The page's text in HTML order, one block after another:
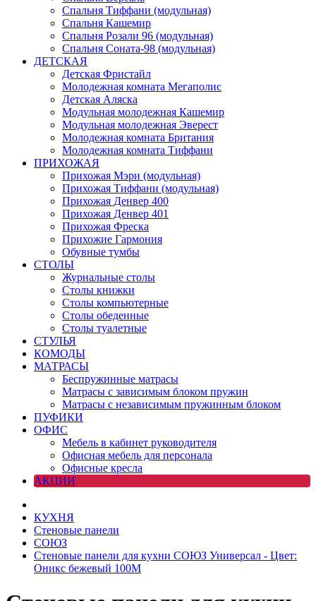
Спальня Тиффани (модульная)
Спальня Кашемир
Спальня Розали 96 (модульная)
Спальня Соната-98 (модульная)
ДЕТСКАЯ
Детская Фристайл
Молодежная комната Мегаполис
Детская Аляска
Модульная молодежная Кашемир
Модульная молодежная Эверест
Молодежная комната Британия
Молодежная комната Тиффани
ПРИХОЖАЯ
Прихожая Мэри (модульная)
Прихожая Тиффани (модульная)
Прихожая Денвер 400
Прихожая Денвер 401
Прихожая Фреска
Прихожие Гармония
Обувные тумбы
СТОЛЫ
Журнальные столы
Столы книжки
Столы компьютерные
Столы обеденные
Столы туалетные
СТУЛЬЯ
КОМОДЫ
МАТРАСЫ
Беспружинные матрасы
Матрасы с зависимым блоком пружин
Матрасы с независимым пружинным блоком
ПУФИКИ
ОФИС
Мебель в кабинет руководителя
Офисная мебель для персонала
Офисные кресла
АКЦИИ
КУХНЯ
Стеновые панели
СОЮЗ
Стеновые панели для кухни СОЮЗ Универсал - Цвет:
Оникс бежевый 100М